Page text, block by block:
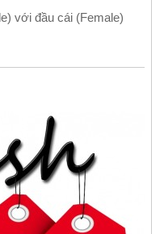
với đầu cái (Female)